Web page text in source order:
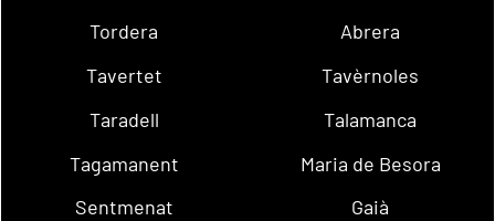
Tordera
Abrera
Tavertet
Tavèrnoles
Taradell
Talamanca
Tagamanent
Maria de Besora
Sentmenat
Gaià